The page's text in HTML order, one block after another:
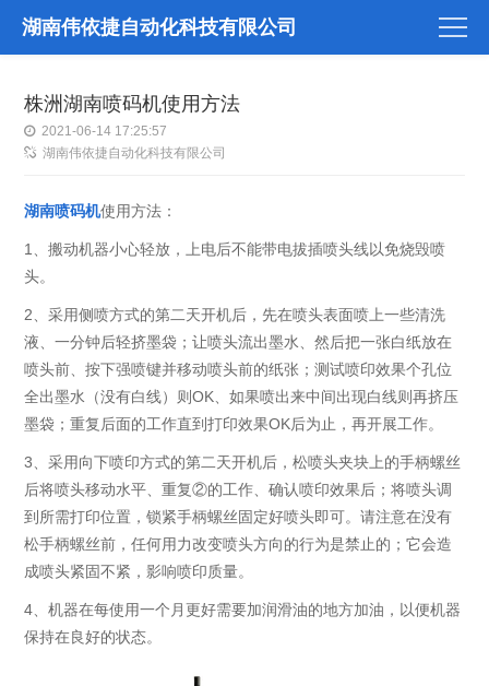
湖南伟依捷自动化科技有限公司
株洲湖南喷码机使用方法
2021-06-14 17:25:57
湖南伟依捷自动化科技有限公司
湖南喷码机使用方法：
1、搬动机器小心轻放，上电后不能带电拔插喷头线以免烧毁喷
头。
2、采用侧喷方式的第二天开机后，先在喷头表面喷上一些清洗
液、一分钟后轻挤墨袋；让喷头流出墨水、然后把一张白纸放在
喷头前、按下强喷键并移动喷头前的纸张；测试喷印效果个孔位
全出墨水（没有白线）则OK、如果喷出来中间出现白线则再挤压
墨袋；重复后面的工作直到打印效果OK后为止，再开展工作。
3、采用向下喷印方式的第二天开机后，松喷头夹块上的手柄螺丝
后将喷头移动水平、重复②的工作、确认喷印效果后；将喷头调
到所需打印位置，锁紧手柄螺丝固定好喷头即可。请注意在没有
松手柄螺丝前，任何用力改变喷头方向的行为是禁止的；它会造
成喷头紧固不紧，影响喷印质量。
4、机器在每使用一个月更好需要加润滑油的地方加油，以便机器
保持在良好的状态。